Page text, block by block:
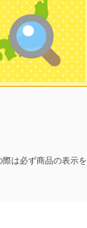
は必ず商品の表示を